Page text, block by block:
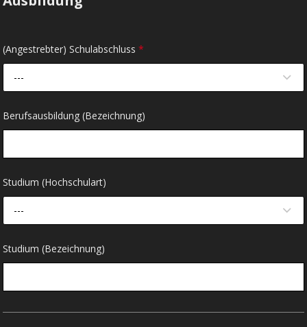
(Angestrebter) Schulabschluss*
---
Berufsausbildung (Bezeichnung)
Studium (Hochschulart)
---
Studium (Bezeichnung)